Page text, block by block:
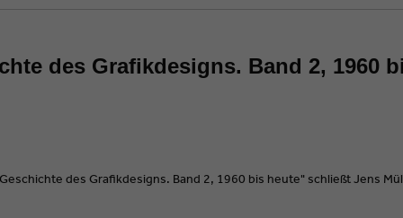
des Grafikdesigns. Band 2, 1960
des Grafikdesigns. Band 2, 1960 bis heute" schließt Jens